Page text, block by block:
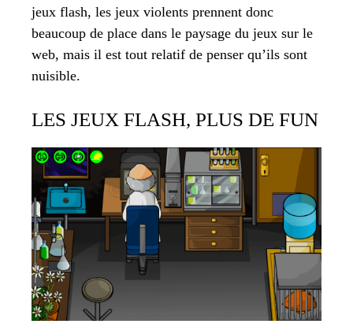
jeux flash, les jeux violents prennent donc
beaucoup de place dans le paysage du jeux sur le
web, mais il est tout relatif de penser qu’ils sont
nuisible.
LES JEUX FLASH, PLUS DE FUN